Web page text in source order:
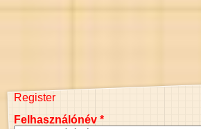
Register
Felhasználónév *